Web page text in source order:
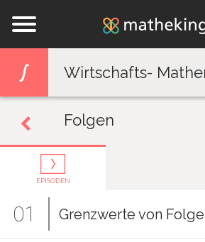
Wirtschafts-
Folgen
EPISODEN
01 Grenzwerte von